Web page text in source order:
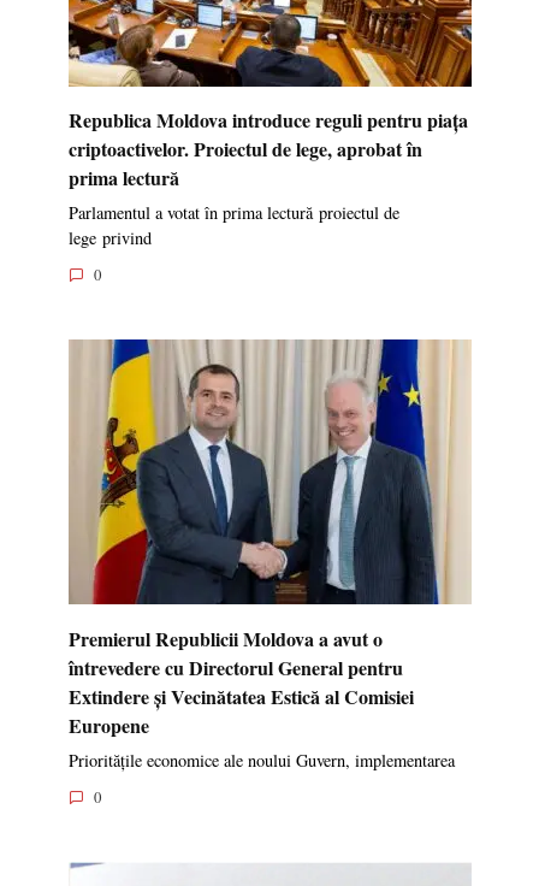
Republica Moldova introduce reguli pentru piața
criptoactivelor. Proiectul de lege, aprobat în
prima lectură
Parlamentul a votat în prima lectură proiectul de
lege privind
0
Premierul Republicii Moldova a avut o
întrevedere cu Directorul General pentru
Extindere și Vecinătatea Estică al Comisiei
Europene
Prioritățile economice ale noului Guvern, implementarea
0